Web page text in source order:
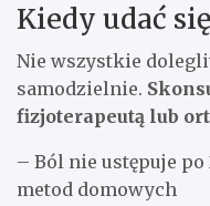
Kiedy udać
Nie wszystkie
samodzielnie.
fizjoterapeutą lub
– Ból nie ustępuje
metod domowych